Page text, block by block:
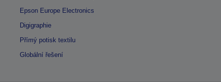
Epson Europe Electronics
Digigraphie
Přímý potisk textilu
Globální řešení